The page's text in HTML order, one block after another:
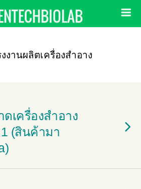
งานผลิตเครื่องสำอาง
เครื่องสำอาง
(สินค้ามา